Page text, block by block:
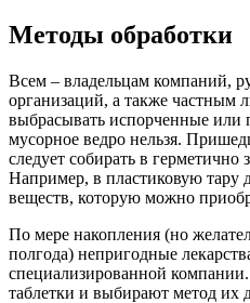
Методы обработки
Всем – владельцам компаний,
организаций, а также частным
выбрасывать испорченные или
мусорное ведро нельзя.
следует собирать в
Например, в пластиковую тару
веществ, которую можно
По мере накопления (но
полгода) непригодные
специализированной
таблетки и выбирают метод их